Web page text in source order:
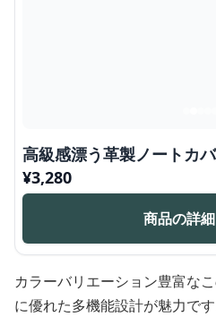
高級感漂う革製ノートカ
¥3,280
商品の詳
カラーバリエーション豊富な
に優れた多機能設計が魅力です